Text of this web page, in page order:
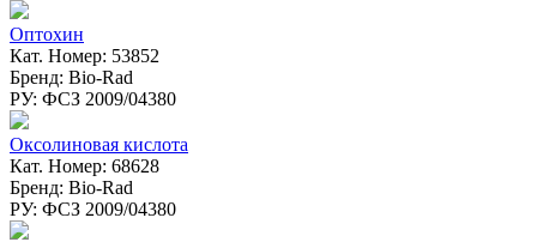
Оптохин
Кат. Номер: 53852
Бренд: Bio-Rad
РУ: ФСЗ 2009/04380
Оксолиновая кислота
Кат. Номер: 68628
Бренд: Bio-Rad
РУ: ФСЗ 2009/04380